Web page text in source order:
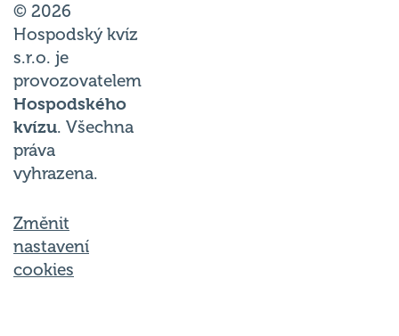
© 2026
Hospodský kvíz
s.r.o. je
provozovatelem
Hospodského
kvízu. Všechna
práva
vyhrazena.
Změnit
nastavení
cookies